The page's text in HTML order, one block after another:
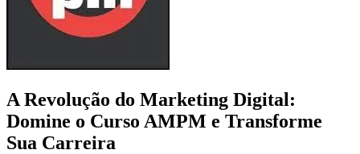
A Revolução do Marketing Digital:
Domine o Curso AMPM e Transforme
Sua Carreira